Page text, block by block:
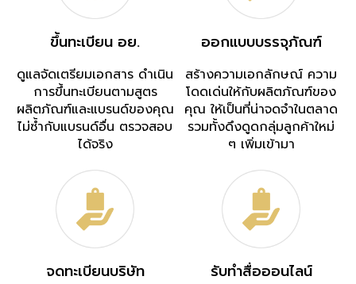
ขึ้นทะเบียน อย.
ดูแลจัดเตรียมเอกสาร ดำเนิน
การขึ้นทะเบียนตามสูตร
ผลิตภัณฑ์และแบรนด์ของคุณ
ไม่ซ้ำกับแบรนด์อื่น ตรวจสอบ
ได้จริง
ออกแบบบรรจุภัณฑ์
สร้างความเอกลักษณ์ ความ
โดดเด่นให้กับผลิตภัณฑ์ของ
คุณ ให้เป็นที่น่าจดจำในตลาด
รวมทั้งดึงดูดกลุ่มลูกค้าใหม่
ๆ เพิ่มเข้ามา
จดทะเบียนบริษัท รับทำสื่อออนไลน์